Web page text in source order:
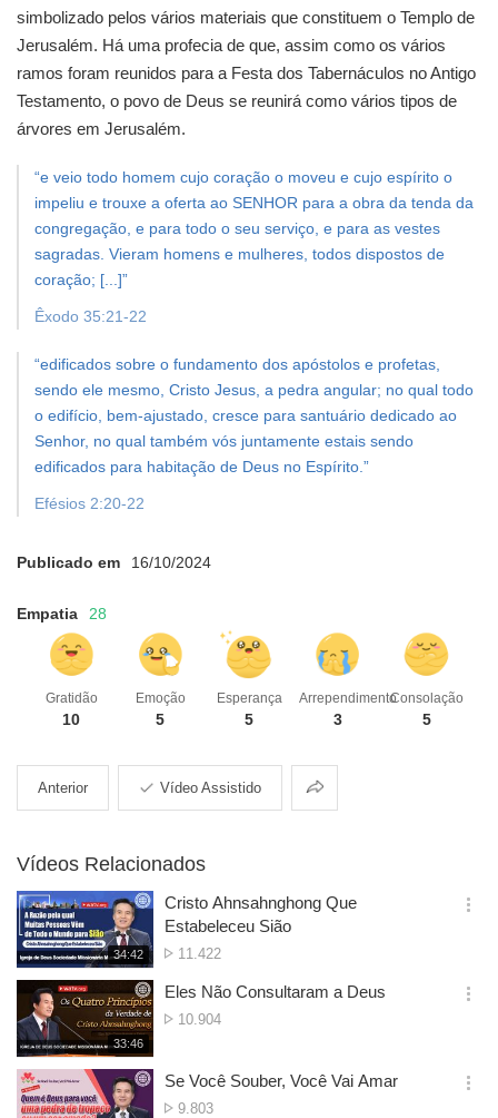
simbolizado pelos vários materiais que constituem o Templo de
Jerusalém. Há uma profecia de que, assim como os vários
ramos foram reunidos para a Festa dos Tabernáculos no Antigo
Testamento, o povo de Deus se reunirá como vários tipos de
árvores em Jerusalém.
“e veio todo homem cujo coração o moveu e cujo espírito o
impeliu e trouxe a oferta ao SENHOR para a obra da tenda da
congregação, e para todo o seu serviço, e para as vestes
sagradas. Vieram homens e mulheres, todos dispostos de
coração; [...]”
Êxodo 35:21-22
“edificados sobre o fundamento dos apóstolos e profetas,
sendo ele mesmo, Cristo Jesus, a pedra angular; no qual todo
o edifício, bem-ajustado, cresce para santuário dedicado ao
Senhor, no qual também vós juntamente estais sendo
edificados para habitação de Deus no Espírito.”
Efésios 2:20-22
Publicado em 16/10/2024
Empatia 28
Gratidão
10
Emoção
5
Esperança
5
Arrependimento
3
Consolação
5
Anterior Vídeo Assistido Compartilhar
Vídeos Relacionados
재
생
간
34:42
Cristo Ahnsahnghong Que
Estabeleceu Sião
Nº
Visualizações
11.422
옵
기
재
생
시
간
33:46
Eles Não Consultaram a Deus
Nº
10.904
옵
기
Se Você Souber, Você Vai Amar
Nº
9.803
옵